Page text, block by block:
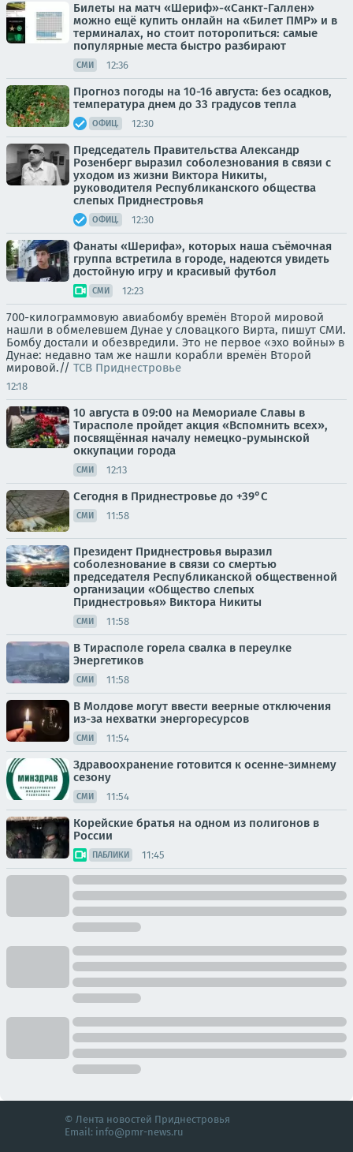
Билеты на матч «Шериф»-«Санкт-Галлен»
можно ещё купить онлайн на «Билет ПМР» и в
терминалах, но стоит поторопиться: самые
популярные места быстро разбирают
СМИ 12:36
Прогноз погоды на 10-16 августа: без осадков,
температура днем до 33 градусов тепла
ОФИЦ. 12:30
Председатель Правительства Александр
Розенберг выразил соболезнования в связи с
уходом из жизни Виктора Никиты,
руководителя Республиканского общества
слепых Приднестровья
ОФИЦ. 12:30
Фанаты «Шерифа», которых наша съёмочная
группа встретила в городе, надеются увидеть
достойную игру и красивый футбол
СМИ 12:23
700-килограммовую авиабомбу времён Второй мировой
нашли в обмелевшем Дунае у словацкого Вирта, пишут СМИ.
Бомбу достали и обезвредили. Это не первое «эхо войны» в
Дунае: недавно там же нашли корабли времён Второй
мировой.// ТСВ Приднестровье
12:18
10 августа в 09:00 на Мемориале Славы в
Тирасполе пройдет акция «Вспомнить всех»,
посвящённая началу немецко-румынской
оккупации города
СМИ 12:13
Сегодня в Приднестровье до +39°С
СМИ 11:58
Президент Приднестровья выразил
соболезнование в связи со смертью
председателя Республиканской общественной
организации «Общество слепых
Приднестровья» Виктора Никиты
СМИ 11:58
В Тирасполе горела свалка в переулке
Энергетиков
СМИ 11:58
В Молдове могут ввести веерные отключения
из-за нехватки энергоресурсов
СМИ 11:54
Здравоохранение готовится к осенне-зимнему
сезону
СМИ 11:54
Корейские братья на одном из полигонов в
России
ПАБЛИКИ 11:45
© Лента новостей Приднестровья
Email: info@pmr-news.ru